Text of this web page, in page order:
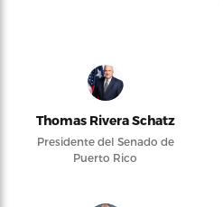
Thomas Rivera Schatz
Presidente del Senado de
Puerto Rico